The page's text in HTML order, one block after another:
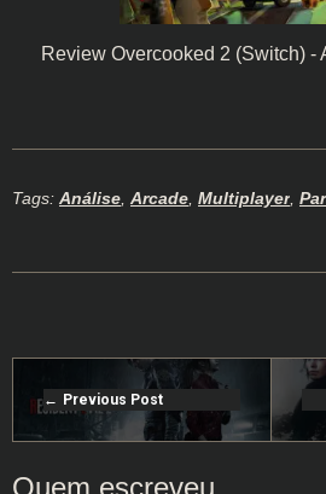
Review Overcooked 2 (Switch) -
Tags: Análise Arcade Multiplayer
Previous Post